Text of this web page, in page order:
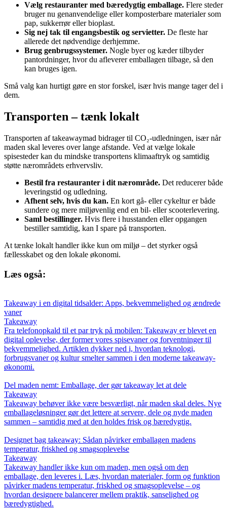
Vælg restauranter med bæredygtig emballage. Flere steder
bruger nu genanvendelige eller komposterbare materialer som
pap, sukkerrør eller bioplast.
Sig nej tak til engangsbestik og servietter. De fleste har
allerede det nødvendige derhjemme.
Brug genbrugssystemer. Nogle byer og kæder tilbyder
pantordninger, hvor du afleverer emballagen tilbage, så den
kan bruges igen.
Små valg kan hurtigt gøre en stor forskel, især hvis mange tager del i
dem.
Transporten – tænk lokalt
Transporten af takeawaymad bidrager til CO₂-udledningen, især når
maden skal leveres over lange afstande. Ved at vælge lokale
spisesteder kan du mindske transportens klimaaftryk og samtidig
støtte nærområdets erhvervsliv.
Bestil fra restauranter i dit nærområde. Det reducerer både
leveringstid og udledning.
Afhent selv, hvis du kan. En kort gå- eller cykeltur er både
sundere og mere miljøvenlig end en bil- eller scooterlevering.
Saml bestillinger. Hvis flere i husstanden eller opgangen
bestiller samtidig, kan I spare på transporten.
At tænke lokalt handler ikke kun om miljø – det styrker også
fællesskabet og den lokale økonomi.
Læs også:
Takeaway i en digital tidsalder: Apps, bekvemmelighed og ændrede
vaner
Takeaway
Fra telefonopkald til et par tryk på mobilen: Takeaway er blevet en
digital oplevelse, der former vores spisevaner og forventninger til
bekvemmelighed. Artiklen dykker ned i, hvordan teknologi,
forbrugsvaner og kultur smelter sammen i den moderne takeaway-
økonomi.
Del maden nemt: Emballage, der gør takeaway let at dele
Takeaway
Takeaway behøver ikke være besværligt, når maden skal deles. Nye
emballageløsninger gør det lettere at servere, dele og nyde maden
sammen – samtidig med at den holdes frisk og bæredygtig.
Designet bag takeaway: Sådan påvirker emballagen madens
temperatur, friskhed og smagsoplevelse
Takeaway
Takeaway handler ikke kun om maden, men også om den
emballage, den leveres i. Læs, hvordan materialer, form og funktion
påvirker madens temperatur, friskhed og smagsoplevelse – og
hvordan designere balancerer mellem praktik, sanselighed og
bæredygtighed.